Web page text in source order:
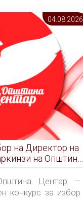
04.08 2026
Центар –
конкурс за избор